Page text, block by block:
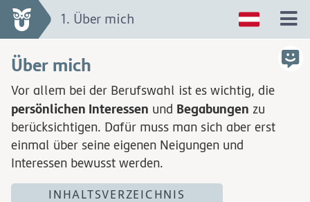
Über mich
Vor allem bei der Berufswahl ist es wichtig, die
persönlichen Interessen und Begabungen zu
berücksichtigen. Dafür muss man sich aber erst
einmal über seine eigenen Neigungen und
Interessen bewusst werden.
INHALTSVERZEICHNIS
1. Über mich